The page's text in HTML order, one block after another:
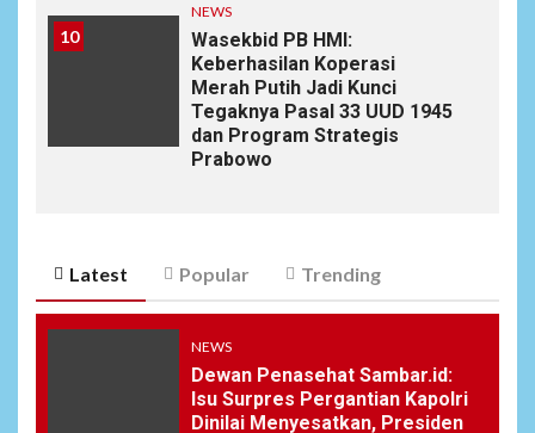
10
NEWS
Wasekbid PB HMI:
Keberhasilan Koperasi
Merah Putih Jadi Kunci
Tegaknya Pasal 33 UUD 1945
dan Program Strategis
Prabowo
Latest Popular Trending
NEWS
Dewan Penasehat Sambar.id:
Isu Surpres Pergantian Kapolri
Dinilai Menyesatkan, Presiden